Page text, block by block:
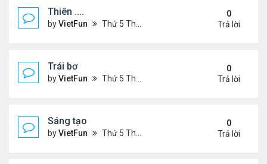
Thiên ....
byVietFun Thứ 5 Tháng 7 14, 2022 4:30 pm
0
Trả lời
Trái bơ
byVietFun Thứ 5 Tháng 7 14, 2022 4:28 pm
0
Trả lời
Sáng tạo
byVietFun Thứ 5 Tháng 7 14, 2022 4:25 pm
0
Trả lời